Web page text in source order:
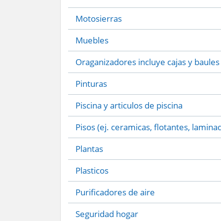
Motosierras
Muebles
Oraganizadores incluye cajas y baules
Pinturas
Piscina y articulos de piscina
Pisos (ej. ceramicas, flotantes,
Plantas
Plasticos
Purificadores de aire
Seguridad hogar